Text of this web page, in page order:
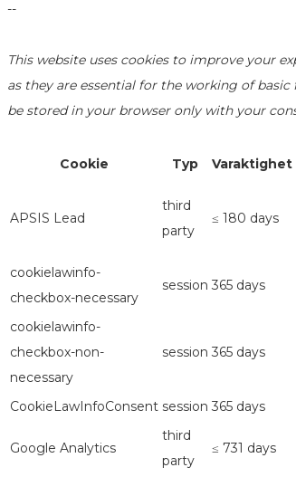
--
This website uses cookies to improve your
as they are essential for the working of
be stored in your browser only with your
Cookie Typ Varaktighet
APSIS Lead
third
party
≤ 180 days
cookielawinfo-
checkbox-necessary
session 365 days
cookielawinfo-
checkbox-non-
necessary
session 365 days
CookieLawInfoConsent session 365 days
Google Analytics
third
party
≤ 731 days